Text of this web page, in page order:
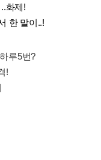
화제!
한 말이..!
루5번?
!